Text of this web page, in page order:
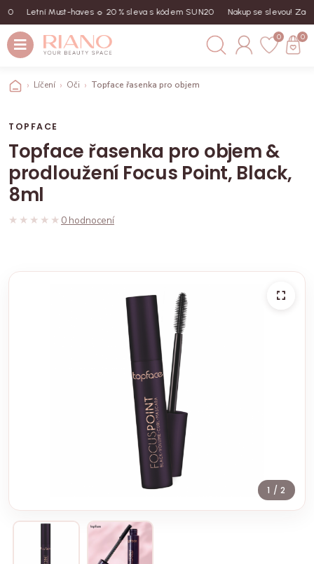
Letní Must-haves ☼ 20 % sleva s kódem SUN20 Nakup se slevou! Zadej
0 0
Líčení Oči Topface řasenka pro objem & prodloužení Focus Point,
TOPFACE
Topface řasenka pro objem &
prodloužení Focus Point, Black,
8ml
★★★★★
★★★★★ 0 hodnocení
1 / 2